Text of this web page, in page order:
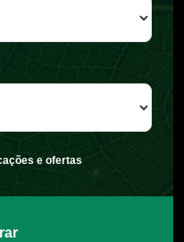
e ofertas